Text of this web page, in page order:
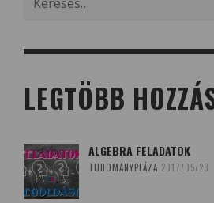
LEGTÖBB
ALGEBRA FELADATOK
TUDOMÁNYPLÁZA 2017/05/23